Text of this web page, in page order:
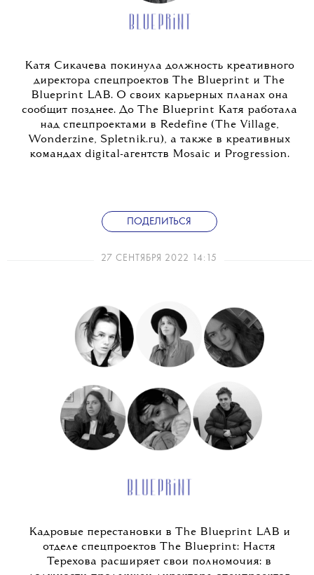
Катя Сикачева покинула должность креативного
директора спецпроектов The Blueprint и The
Blueprint LAB. О своих карьерных планах она
сообщит позднее. До The Blueprint Катя работала
над спецпроектами в Redefine (The Village,
Wonderzine, Spletnik.ru), а также в креативных
командах digital-агентств Mosaic и Progression.
ПОДЕЛИТЬСЯ
27 СЕНТЯБРЯ 2022 14:15
Кадровые перестановки в The Blueprint LAB и
отделе спецпроектов The Blueprint: Настя
Терехова расширяет свои полномочия: в